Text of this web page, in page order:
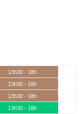
13h30 - 18h
13h30 - 18h
13h30 - 18h
13h30 - 18h